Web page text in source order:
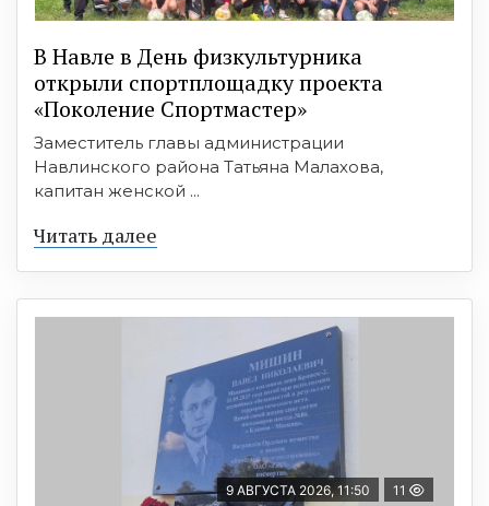
В Навле в День физкультурника
открыли спортплощадку проекта
«Поколение Спортмастер»
Заместитель главы администрации
Навлинского района Татьяна Малахова,
капитан женской ...
Читать далее
9 АВГУСТА 2026, 11:50 11